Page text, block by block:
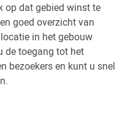
op dat gebied winst te
goed overzicht van
in het gebouw
de toegang tot het
bezoekers en kunt u snel